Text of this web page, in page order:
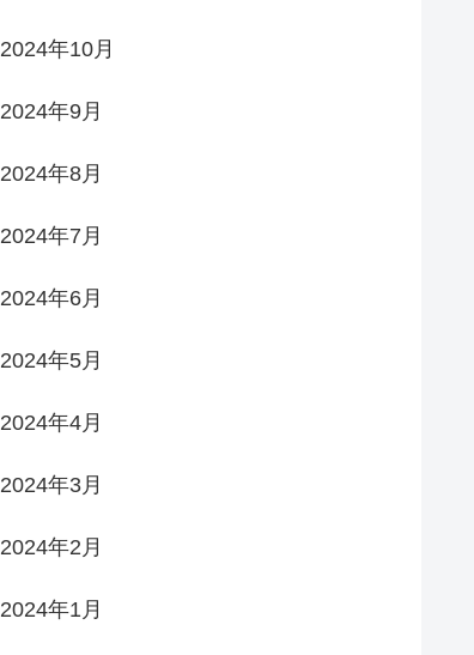
2024年10月
2024年9月
2024年8月
2024年7月
2024年6月
2024年5月
2024年4月
2024年3月
2024年2月
2024年1月